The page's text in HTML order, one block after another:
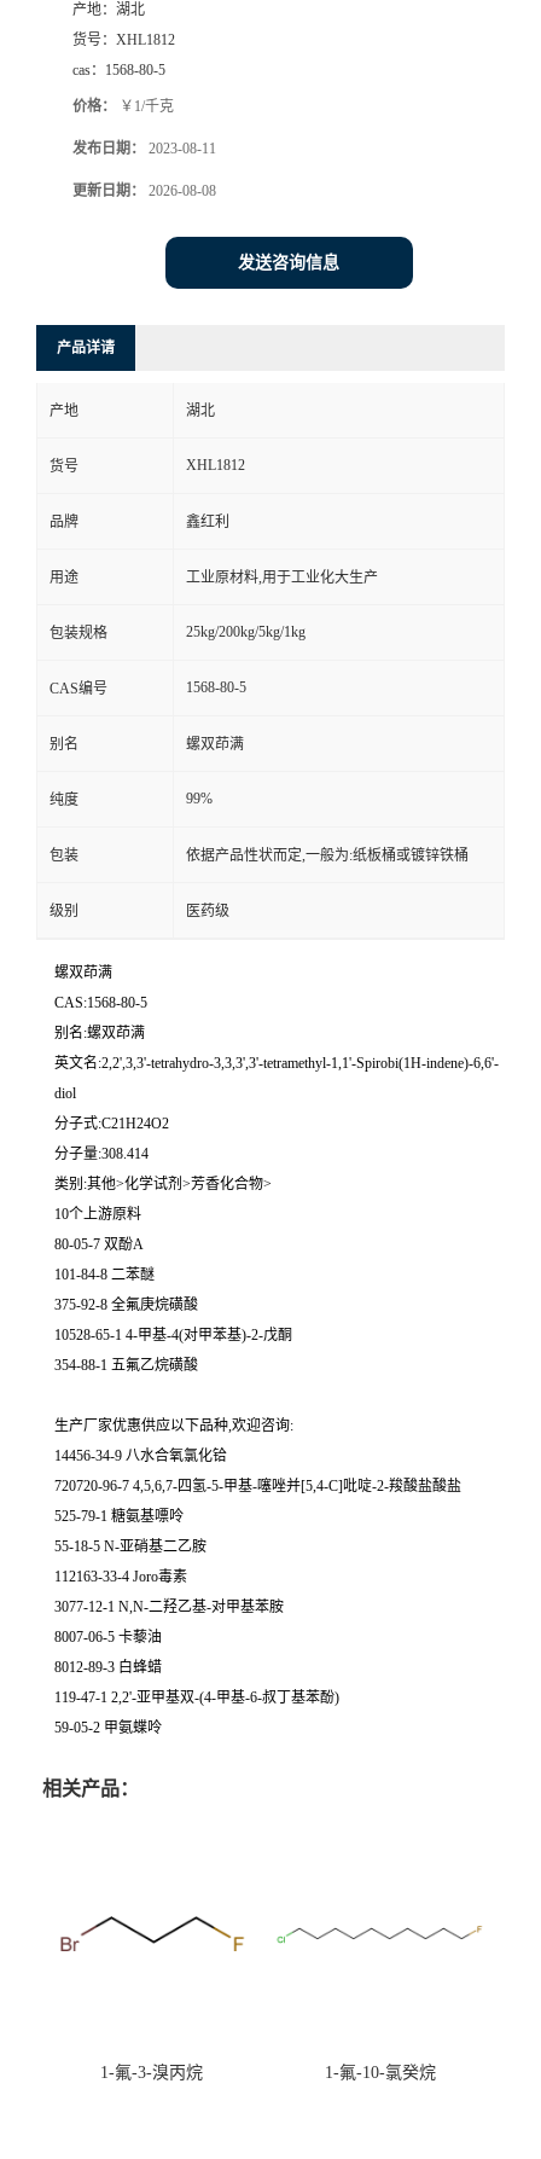
产地： 湖北
货号： XHL1812
cas： 1568-80-5
价格： ￥1/千克
发布日期： 2023-08-11
更新日期： 2026-08-08
发送咨询信息
产品详请
产地 湖北
货号 XHL1812
品牌 鑫红利
用途 工业原材料,用于工业化大生产
包装规格 25kg/200kg/5kg/1kg
CAS编号 1568-80-5
别名 螺双茚满
纯度 99%
包装 依据产品性状而定,一般为:纸板桶或镀锌铁桶
级别 医药级
螺双茚满
CAS:1568-80-5
别名:螺双茚满
英文名:2,2',3,3'-tetrahydro-3,3,3',3'-tetramethyl-1,1'-Spirobi(1H-indene)-6,6'-
diol
分子式:C21H24O2
分子量:308.414
类别:其他>化学试剂>芳香化合物>
10个上游原料
80-05-7 双酚A
101-84-8 二苯醚
375-92-8 全氟庚烷磺酸
10528-65-1 4-甲基-4(对甲苯基)-2-戊酮
354-88-1 五氟乙烷磺酸
生产厂家优惠供应以下品种,欢迎咨询:
14456-34-9 八水合氧氯化铪
720720-96-7 4,5,6,7-四氢-5-甲基-噻唑并[5,4-C]吡啶-2-羧酸盐酸盐
525-79-1 糖氨基嘌呤
55-18-5 N-亚硝基二乙胺
112163-33-4 Joro毒素
3077-12-1 N,N-二羟乙基-对甲基苯胺
8007-06-5 卡藜油
8012-89-3 白蜂蜡
119-47-1 2,2'-亚甲基双-(4-甲基-6-叔丁基苯酚)
59-05-2 甲氨蝶呤
相关产品：
1-氟-3-溴丙烷 1-氟-10-氯癸烷